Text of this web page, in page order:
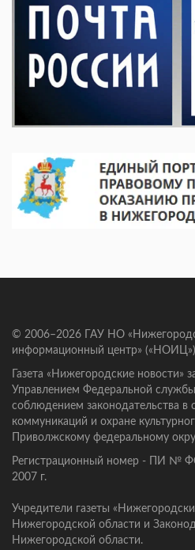
© 2006–2026 ГАУ НО
информационный центр» («НОИЦ»)
Газета «Нижегородские новости»
Управлением Федеральной
соблюдением законодательства в
коммуникаций и охране
Приволжскому федеральному
Регистрационный номер - ПИ №
2007 г.
Учредители газеты
Нижегородской области и
Нижегородской области.